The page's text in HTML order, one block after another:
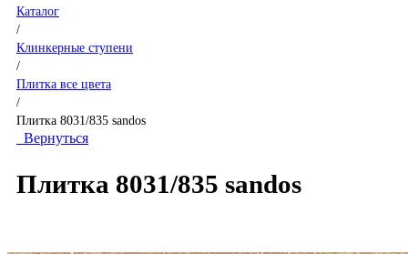
Каталог
/
Клинкерные ступени
/
Плитка все цвета
/
Плитка 8031/835 sandos
Вернуться
Плитка 8031/835 sandos